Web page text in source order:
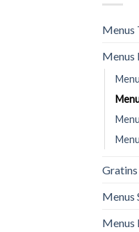
Menus
Menus
Gratins
Menus
Menus